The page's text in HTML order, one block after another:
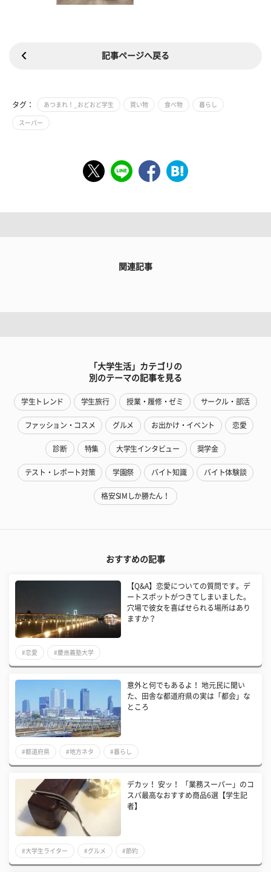
記事ページへ戻る
タグ： あつまれ！_おどおど学生 買い物 食べ物 暮らし
スーパー
関連記事
「大学生活」カテゴリの
別のテーマの記事を見る
学生トレンド 学生旅行 授業・履修・ゼミ サークル・部活
ファッション・コスメ グルメ お出かけ・イベント 恋愛
診断 特集 大学生インタビュー 奨学金
テスト・レポート対策 学園祭 バイト知識 バイト体験談
格安SIMしか勝たん！
おすすめの記事
【Q&A】恋愛についての質問です。デ
ートスポットがつきてしまいました。
穴場で彼女を喜ばせられる場所はあり
ますか？
#恋愛 #慶應義塾大学
意外と何でもあるよ！ 地元民に聞い
た、田舎な都道府県の実は「都会」な
ところ
#都道府県 #地方ネタ #暮らし
デカッ！ 安ッ！ 「業務スーパー」のコ
スパ最高なおすすめ商品6選【学生記
者】
#大学生ライター #グルメ #節約